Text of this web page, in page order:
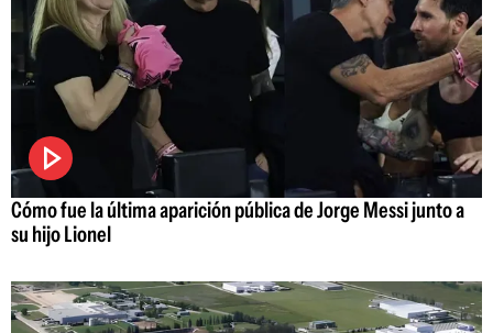
Cómo fue la última aparición pública de Jorge Messi junto a
su hijo Lionel